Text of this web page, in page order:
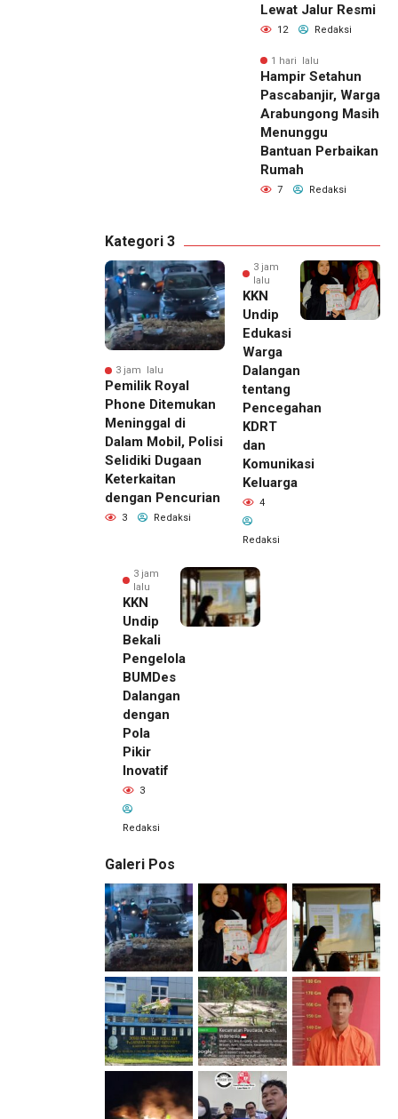
Lewat Jalur Resmi
12 Redaksi
1 hari lalu
Hampir Setahun
Pascabanjir, Warga
Arabungong Masih
Menunggu
Bantuan Perbaikan
Rumah
7 Redaksi
Kategori 3
3 jam lalu
Pemilik Royal
Phone Ditemukan
Meninggal di
Dalam Mobil, Polisi
Selidiki Dugaan
Keterkaitan
dengan Pencurian
3 Redaksi
3 jam
lalu
KKN
Undip
Edukasi
Warga
Dalangan
tentang
Pencegahan
KDRT
dan
Komunikasi
Keluarga
4
Redaksi
3 jam
lalu
KKN
Undip
Bekali
Pengelola
BUMDes
Dalangan
dengan
Pola
Pikir
Inovatif
3
Redaksi
Galeri Pos
3 jam lalu